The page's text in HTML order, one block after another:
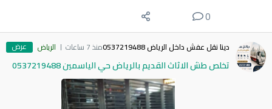
0
دينا نقل عفش داخل الرياض 0537219488 منذ 7 ساعات الرياض عرض
تخلص طش الاثاث القديم بالرياض حي الياسمين 0537219488